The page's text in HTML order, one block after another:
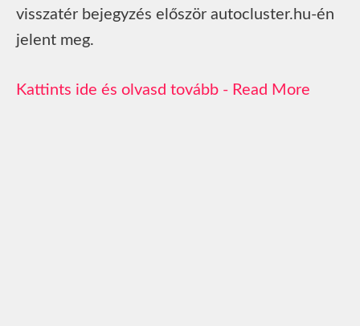
visszatér bejegyzés először autocluster.hu-én
jelent meg.
Read More